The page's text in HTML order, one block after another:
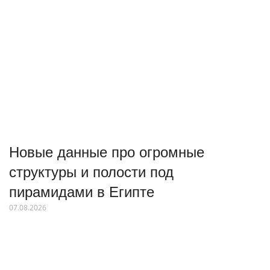
Новые данные про огромные
структуры и полости под
пирамидами в Египте
07.08.2026